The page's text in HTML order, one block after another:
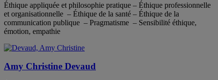
Éthique appliquée et philosophie pratique – Éthique professionnelle
et organisationnelle – Éthique de la santé – Éthique de la
communication publique – Pragmatisme – Sensibilité éthique,
émotion, empathie
Amy Christine Devaud